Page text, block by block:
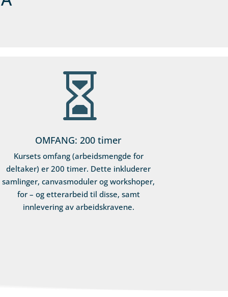

OMFANG: 200 timer
Kursets omfang (arbeidsmengde for
deltaker) er 200 timer. Dette inkluderer
samlinger, canvasmoduler og workshoper,
for – og etterarbeid til disse, samt
innlevering av arbeidskravene.